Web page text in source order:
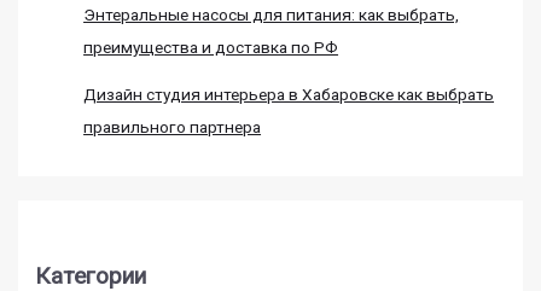
Энтеральные насосы для питания: как выбрать,
преимущества и доставка по РФ
Дизайн студия интерьера в Хабаровске как выбрать
правильного партнера
Категории